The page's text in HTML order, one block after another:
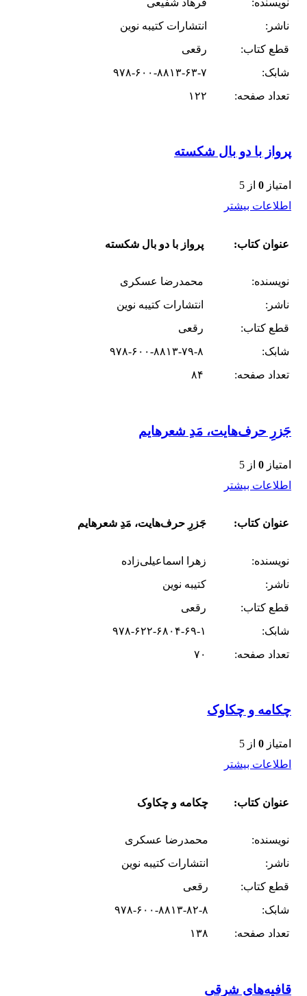
ناشر:
انتشارات کتیبه نوین
قطع کتاب:
رقعی
شابک:
۹۷۸-۶۰۰-۸۸۱۳-۶۳-۷
تعداد صفحه:
۱۲۲
پرواز با دو بال شکسته
امتیاز 0 از 5
اطلاعات بیشتر
عنوان کتاب: پرواز با دو بال شکسته
نویسنده:
محمدرضا عسکری
ناشر:
انتشارات کتیبه نوین
قطع کتاب:
رقعی
شابک:
۹۷۸-۶۰۰-۸۸۱۳-۷۹-۸
تعداد صفحه:
۸۴
جَزرِ حرف‌هایت، مَدِ شعرهایم
امتیاز 0 از 5
اطلاعات بیشتر
عنوان کتاب: جَزرِ حرف‌هایت، مَدِ شعرهایم
نویسنده:
زهرا اسماعیلی‌زاده
ناشر:
کتیبه نوین
قطع کتاب:
رقعی
شابک:
۹۷۸-۶۲۲-۶۸۰۴-۶۹-۱
تعداد صفحه:
۷۰
چکامه و چکاوک
امتیاز 0 از 5
اطلاعات بیشتر
عنوان کتاب: چکامه و چکاوک
نویسنده:
محمدرضا عسکری
ناشر:
انتشارات کتیبه نوین
قطع کتاب:
رقعی
شابک:
۹۷۸-۶۰۰-۸۸۱۳-۸۲-۸
تعداد صفحه:
۱۳۸
قافیه‌های شرقی